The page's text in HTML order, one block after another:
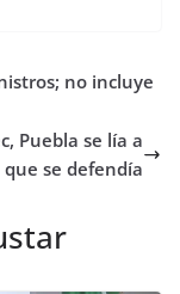
no incluye
Puebla se lía a
que se defendía